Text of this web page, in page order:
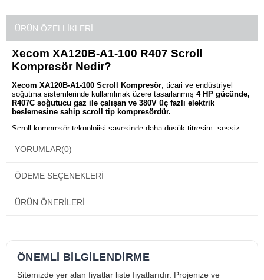
ÜRÜN ÖZELLIKLERI
Xecom XA120B-A1-100 R407 Scroll
Kompresör Nedir?
Xecom XA120B-A1-100 Scroll Kompresör, ticari ve endüstriyel
soğutma sistemlerinde kullanılmak üzere tasarlanmış 4 HP gücünde,
R407C soğutucu gaz ile çalışan ve 380V üç fazlı elektrik
beslemesine sahip scroll tip kompresördür.
Scroll kompresör teknolojisi sayesinde daha düşük titreşim, sessiz
uygulamalarında stabil performans sağlayarak güvenilir bir soğutma
çözümü oluşturur.
Xecom XA120B-A1-100 Scroll Kompresör
Soğutma sistemlerinde soğutucu gazın sıkıştırılmasını sağlar
Ticari soğutma uygulamalarında güvenilir kullanım sunar
YORUMLAR(0)
ÖDEME SEÇENEKLERI
ÜRÜN ÖNERILERI
ÖNEMLİ BİLGİLENDİRME
Sitemizde yer alan fiyatlar liste fiyatlarıdır. Projenize ve